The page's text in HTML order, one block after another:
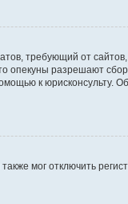
требующий от
опекуны разрешают
к юрисконсульту.
мог отключить